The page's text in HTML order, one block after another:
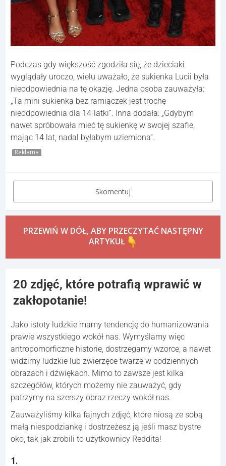
Podczas gdy większość zgodziła się, że dzieciaki
wyglądały uroczo, wielu uważało, że sukienka Lucii była
nieodpowiednia na tę okazję. Jedna osoba zauważyła:
„Ta mini sukienka bez ramiączek jest trochę
nieodpowiednia dla 14-latki”. Inna dodała: „Gdybym
nawet spróbowała mieć tę sukienkę w swojej szafie,
mając 14 lat, nadal byłabym uziemiona”.
Reklama
Skomentuj
PRZEWIŃ W DÓŁ, ABY PRZECZYTAĆ NASTĘPNY
ARTYKUŁ
20 zdjęć, które potrafią wprawić w
zakłopotanie!
Jako istoty ludzkie mamy tendencję do humanizowania
prawie wszystkiego wokół nas. Wymyślamy więc
antropomorficzne historie, dostrzegamy wzorce, a nawet
widzimy ludzkie lub zwierzęce twarze w codziennych
obrazach i dźwiękach. Mimo to zawsze jest kilka
szczegółów, których możemy nie zauważyć, gdy
patrzymy na szerszy obraz rzeczy wokół nas.
Zauważyliśmy kilka fajnych zdjęć, które niosą ze sobą
małą niespodziankę i dostrzeżesz ją jeśli masz bystre
oko, tak jak zrobili to użytkownicy Reddita!
1.